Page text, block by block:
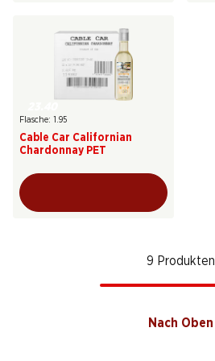
Flasche: 1.95
Cable Car Californian
Chardonnay PET
9 Produkten
Nach Oben